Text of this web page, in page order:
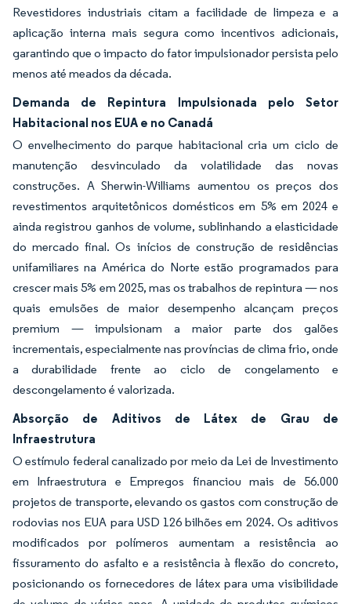
Revestidores industriais citam a facilidade de limpeza e a
aplicação interna mais segura como incentivos adicionais,
garantindo que o impacto do fator impulsionador persista pelo
menos até meados da década.
Demanda de Repintura Impulsionada pelo Setor
Habitacional nos EUA e no Canadá
O envelhecimento do parque habitacional cria um ciclo de
manutenção desvinculado da volatilidade das novas
construções. A Sherwin-Williams aumentou os preços dos
revestimentos arquitetônicos domésticos em 5% em 2024 e
ainda registrou ganhos de volume, sublinhando a elasticidade
do mercado final. Os inícios de construção de residências
unifamiliares na América do Norte estão programados para
crescer mais 5% em 2025, mas os trabalhos de repintura — nos
quais emulsões de maior desempenho alcançam preços
premium — impulsionam a maior parte dos galões
incrementais, especialmente nas províncias de clima frio, onde
a durabilidade frente ao ciclo de congelamento e
descongelamento é valorizada.
Absorção de Aditivos de Látex de Grau de
Infraestrutura
O estímulo federal canalizado por meio da Lei de Investimento
em Infraestrutura e Empregos financiou mais de 56.000
projetos de transporte, elevando os gastos com construção de
rodovias nos EUA para USD 126 bilhões em 2024. Os aditivos
modificados por polímeros aumentam a resistência ao
fissuramento do asfalto e a resistência à flexão do concreto,
posicionando os fornecedores de látex para uma visibilidade